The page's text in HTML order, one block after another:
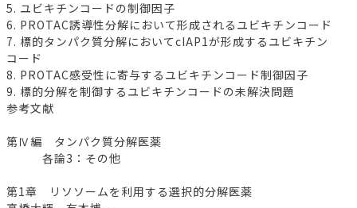
5. ユビキチンコードの制御因子
6. PROTAC誘導性分解において形成されるユビキチンコード
7. 標的タンパク質分解においてcIAP1が形成するユビキチン
コード
8. PROTAC感受性に寄与するユビキチンコード制御因子
9. 標的分解を制御するユビキチンコードの未解決問題
参考文献
第Ⅳ編 タンパク質分解医薬
各論3：その他
第1章 リソソームを利用する選択的分解医薬